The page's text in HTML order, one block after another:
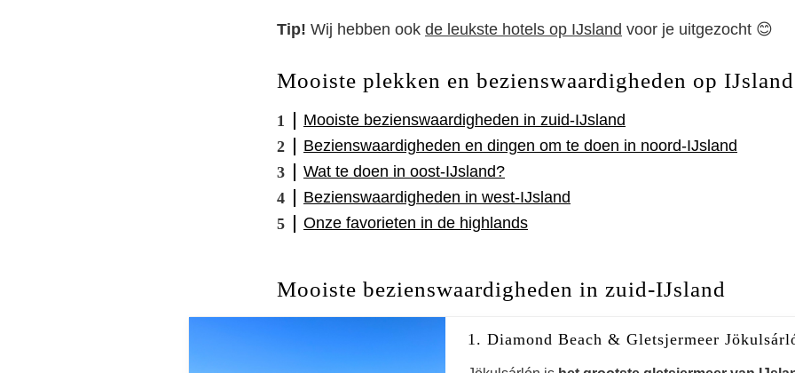
Tip! Wij hebben ook de leukste hotels op IJsland voor je uitgezocht 😊
Mooiste plekken en bezienswaardigheden op IJsland
Mooiste bezienswaardigheden in zuid-IJsland
Bezienswaardigheden en dingen om te doen in noord-IJsland
Wat te doen in oost-IJsland?
Bezienswaardigheden in west-IJsland
Onze favorieten in de highlands
Mooiste bezienswaardigheden in zuid-IJsland
1. Diamond Beach & Gletsjermeer